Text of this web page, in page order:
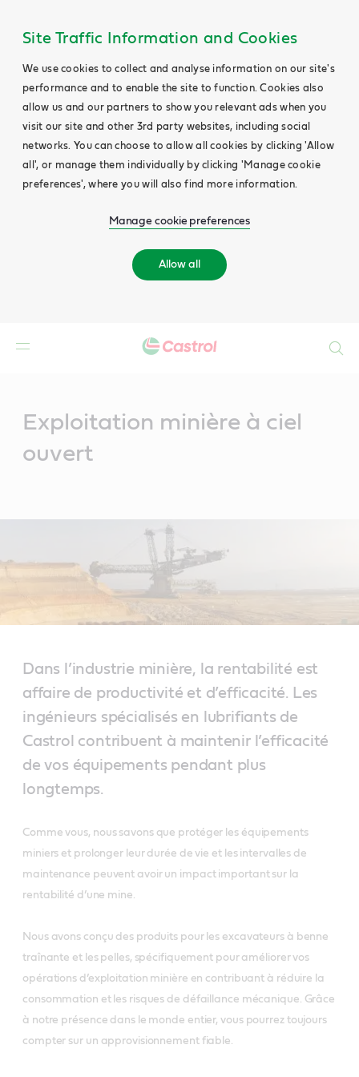
Site Traffic Information and Cookies
We use cookies to collect and analyse information on our site's
performance and to enable the site to function. Cookies also
allow us and our partners to show you relevant ads when you
visit our site and other 3rd party websites, including social
networks. You can choose to allow all cookies by clicking 'Allow
all', or manage them individually by clicking 'Manage cookie
preferences', where you will also find more information.
Manage cookie preferences
Allow all
Exploitation minière à ciel
ouvert
Dans l’industrie minière, la rentabilité est
affaire de productivité et d’efficacité. Les
ingénieurs spécialisés en lubrifiants de
Castrol contribuent à maintenir l’efficacité
de vos équipements pendant plus
longtemps.
Comme vous, nous savons que protéger les équipements
miniers et prolonger leur durée de vie et les intervalles de
maintenance peuvent avoir un impact important sur la
rentabilité d’une mine.
Nous avons conçu des produits pour les excavateurs à benne
traînante et les pelles, spécifiquement pour améliorer vos
opérations d’exploitation minière en contribuant à réduire la
consommation et les risques de défaillance mécanique. Grâce
à notre présence dans le monde entier, vous pourrez toujours
compter sur un approvisionnement fiable.